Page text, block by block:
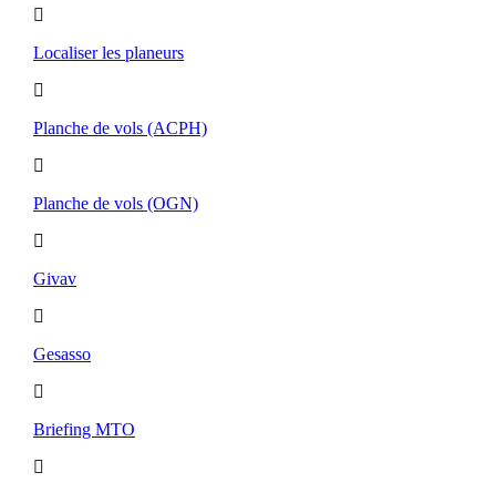
Localiser les planeurs
Planche de vols (ACPH)
Planche de vols (OGN)
Givav
Gesasso
Briefing MTO